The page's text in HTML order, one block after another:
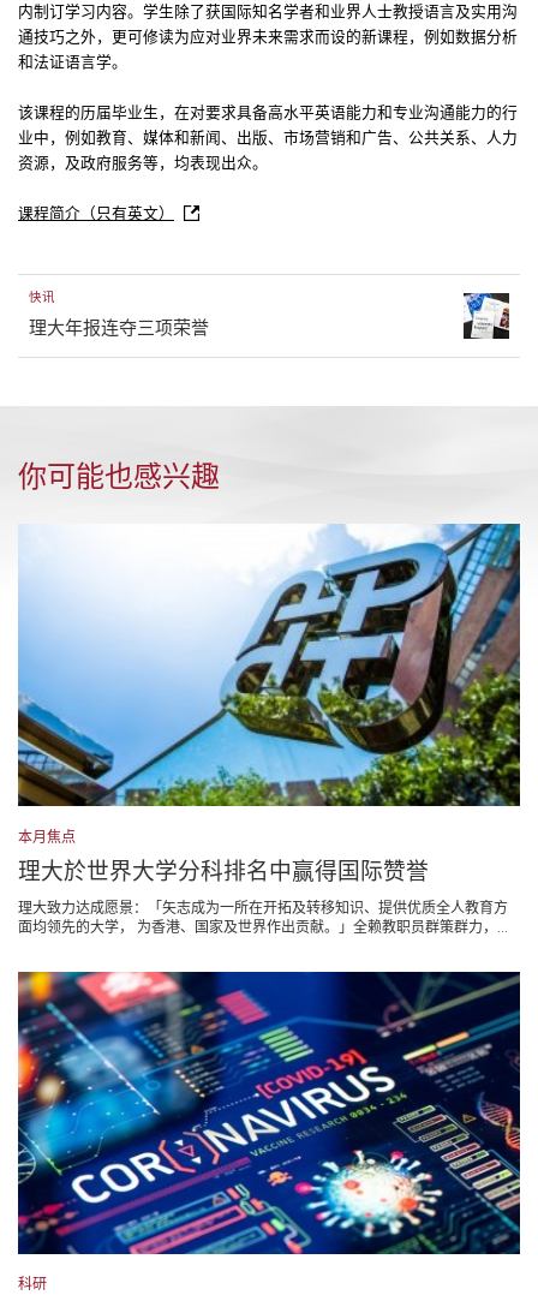
快讯
理大年报连夺三项荣誉
内制订学习内容。学生除了获国际知名学者和业界人士教授语言及实用沟
通技巧之外，更可修读为应对业界未来需求而设的新课程，例如数据分析
和法证语言学。
该课程的历届毕业生，在对要求具备高水平英语能力和专业沟通能力的行
业中，例如教育、媒体和新闻、出版、市场营销和广告、公共关系、人力
资源，及政府服务等，均表现出众。
课程简介（只有英文）
你可能也感兴趣
本月焦点
理大於世界大学分科排名中赢得国际赞誉
理大致力达成愿景：「矢志成为一所在开拓及转移知识、提供优质全人教育方
面均领先的大学， 为香港、国家及世界作出贡献。」全赖教职员群策群力，...
科研